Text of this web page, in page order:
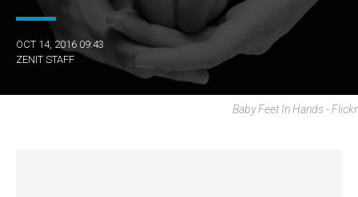
OCT 14, 2016 09:43
ZENIT STAFF
Baby Feet In Hands - Flickr